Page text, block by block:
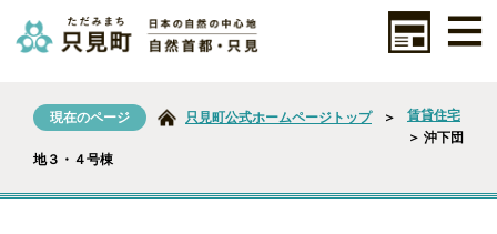
現在のページ 只見町公式ホームページトップ ＞
賃貸住宅
＞ 沖下団
地３・４号棟